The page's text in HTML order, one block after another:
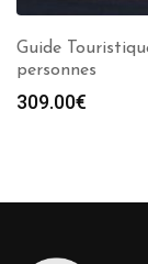
Guide
personnes
309.00€